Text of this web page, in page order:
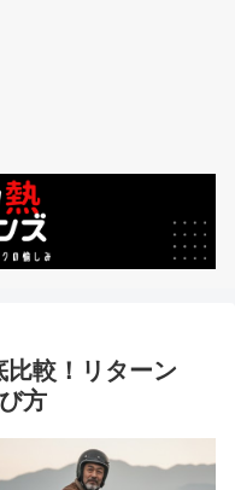
比較！リターン
方